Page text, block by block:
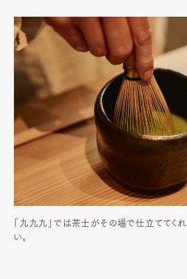
「九九九」では茶士がその場で仕立ててく
い。